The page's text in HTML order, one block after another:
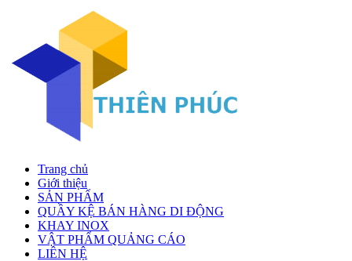
Trang chủ
Giới thiệu
SẢN PHẨM
QUẦY KỆ BÁN HÀNG DI ĐỘNG
KHAY INOX
VẬT PHẨM QUẢNG CÁO
LIÊN HỆ